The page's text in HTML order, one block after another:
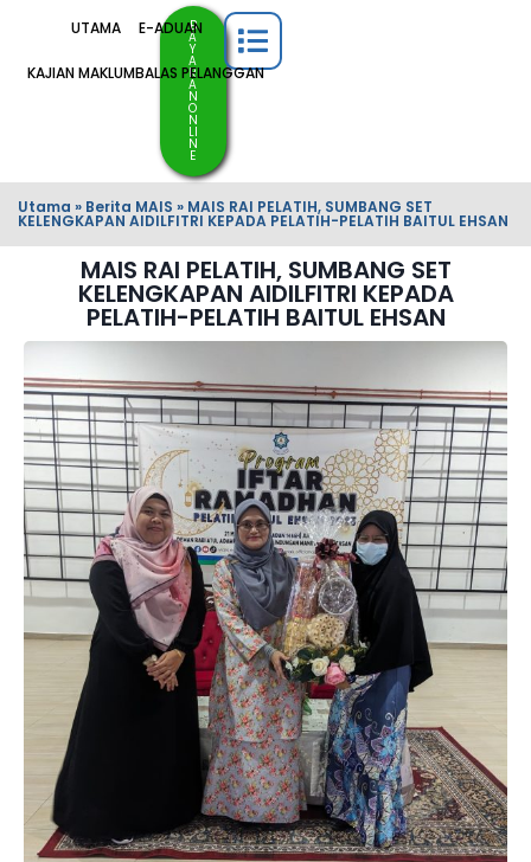
UTAMA E-ADUAN
KAJIAN MAKLUMBALAS PELANGGAN
B
A
Y
A
R
A
N
O
N
LI
N
E
Utama » Berita MAIS » MAIS RAI PELATIH, SUMBANG SET
KELENGKAPAN AIDILFITRI KEPADA PELATIH-PELATIH BAITUL EHSAN
MAIS RAI PELATIH, SUMBANG SET
KELENGKAPAN AIDILFITRI KEPADA
PELATIH-PELATIH BAITUL EHSAN